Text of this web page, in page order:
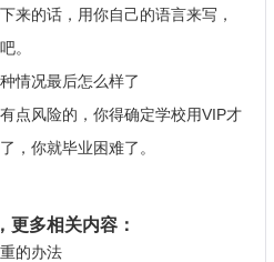
来的话，用你自己的语言来写，
。
情况最后怎么样了
点风险的，你得确定学校用VIP才
，你就毕业困难了。
更多相关内容：
的办法